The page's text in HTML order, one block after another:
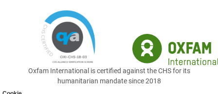
Oxfam International is certified against the CHS for its
humanitarian mandate since 2018